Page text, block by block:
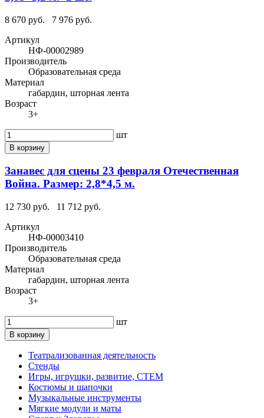
8 670 руб.
7 976 руб.
Артикул
НФ-00002989
Производитель
Образовательная среда
Материал
габардин, шторная лента
Возраст
3+
шт
В корзину
Занавес для сцены 23 февраля Отечественная
Война. Размер: 2,8*4,5 м.
12 730 руб.
11 712 руб.
Артикул
НФ-00003410
Производитель
Образовательная среда
Материал
габардин, шторная лента
Возраст
3+
шт
В корзину
Театрализованная деятельность
Стенды
Игры, игрушки, развитие, СТЕМ
Костюмы и шапочки
Музыкальные инструменты
Мягкие модули и маты